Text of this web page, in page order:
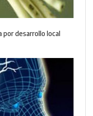
desarrollo local